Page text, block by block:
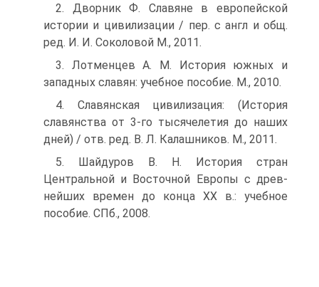
2. Дворник Ф. Славяне в европейской
истории и цивилизации / пер. с англ и общ.
ред. И. И. Соколовой М., 2011.
3. Лотменцев А. М. История южных и
западных славян: учебное пособие. М., 2010.
4. Славянская цивилизация: (История
славянства от 3-го тысячелетия до на­ших
дней) / отв. ред. В. Л. Калашников. М., 2011.
5. Шайдуров В. Н. История стран
Центральной и Восточной Европы с древ­
нейших времен до конца ХХ в.: учебное
пособие. СПб., 2008.